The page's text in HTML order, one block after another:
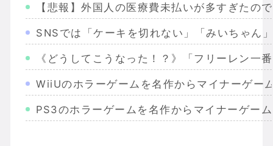
【悲報】外国人の医療費未払いが多すぎたの
SNSでは「ケーキを切れない」「みいちゃん
《どうしてこうなった！？》「フリーレン
WiiUのホラーゲームを名作からマイナーゲー
PS3のホラーゲームを名作からマイナーゲー